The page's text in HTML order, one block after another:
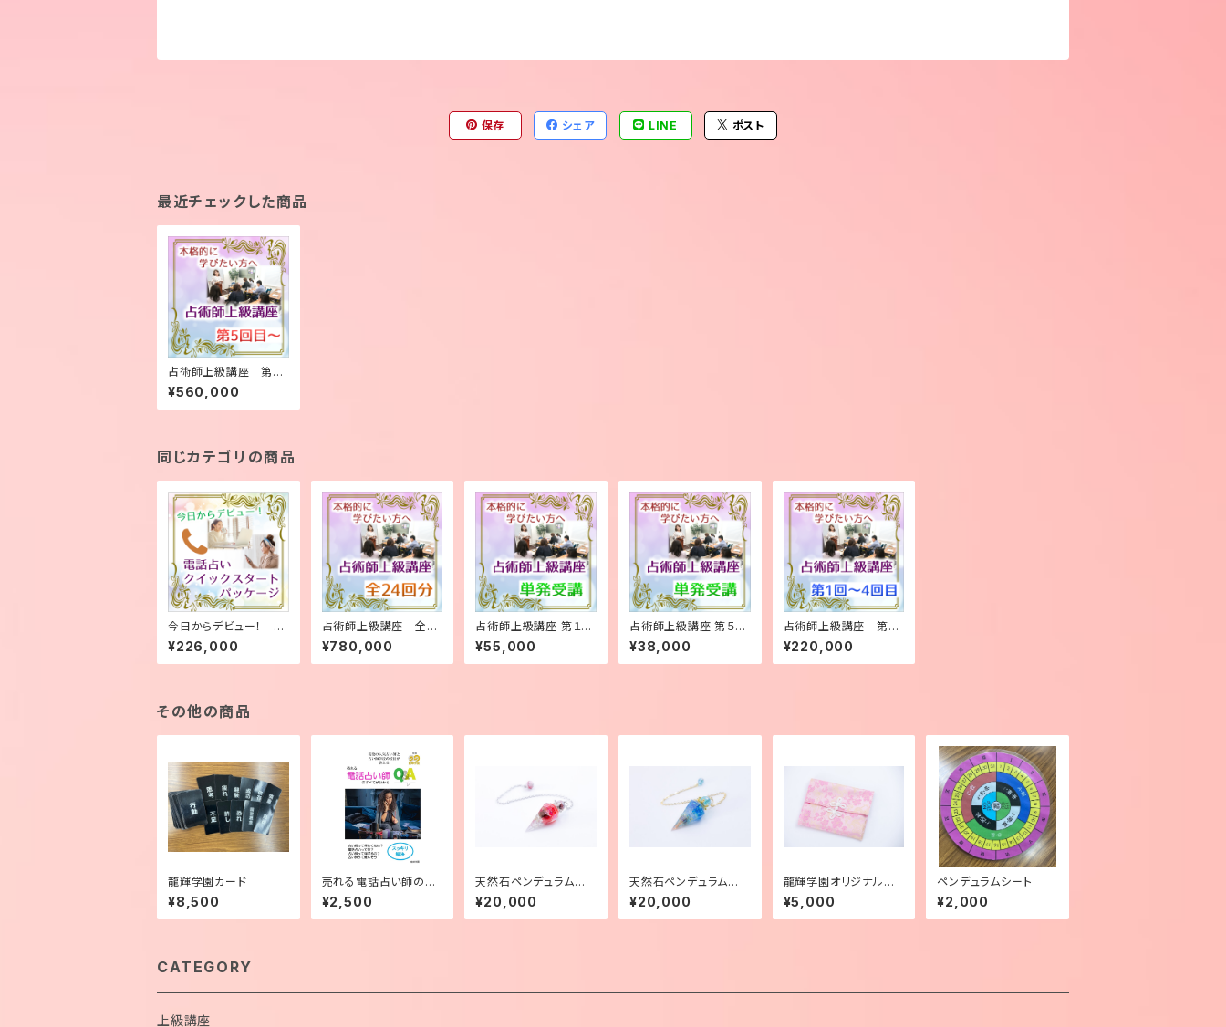
保存 シェア LINE ポスト
最近チェックした商品
占術師上級講座 第５
回目〜【まとめて受講】
¥560,000
同じカテゴリの商品
今日からデビュー！ 電
話占いクイックスタート
パッケージ
¥226,000
占術師上級講座 全２
４回【一括払い】
¥780,000
占術師上級講座 第１
回〜４回目【単発受講】
¥55,000
占術師上級講座 第５回
目〜【単発受講】
¥38,000
占術師上級講座 第１
回〜４回目【まとめて受
講】
¥220,000
その他の商品
龍輝学園カード
¥8,500
売れる電話占い師のす
べてが分かるQ&A ポ
ケットブック【在庫限り】
¥2,500
天然石ペンデュラム
（大）シナバークォーツ
¥20,000
天然石ペンデュラム
（大）アクアオーラクォー
ツ
¥20,000
龍輝学園オリジナルカ
ードポーチ（中）ピンク
¥5,000
ペンデュラムシート
¥2,000
CATEGORY
上級講座